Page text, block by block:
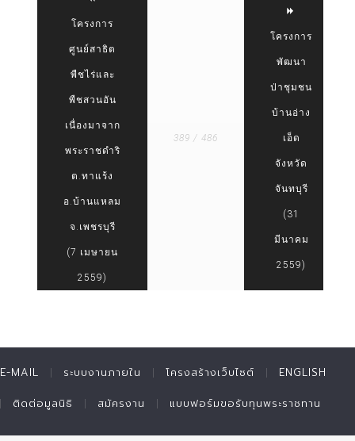
โครงการ
ศูนย์สาธิต
พืชไร่และ
พืชสวนอัน
เนื่องมาจาก
พระราชดำริ
ต.ทาแร้ง
อ.บ้านแหลม
จ.เพชรบุรี
(7 เมษายน
2559)
389 / 486
โครงการ
พัฒนา
ป่าชุมชน
บ้านอ่าง
เอ็ด
จังหวัด
จันทบุรี
(31
มีนาคม
2559)
E-MAIL ระบบงานภายใน โครงสร้างเว็บไซต์ ENGLISH
ติดต่อมูลนิธิ สมัครงาน แบบฟอร์มขอรับทุนพระราชทาน